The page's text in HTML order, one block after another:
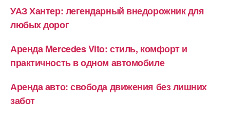
УАЗ Хантер: легендарный внедорожник для
любых дорог
Аренда Mercedes Vito: стиль, комфорт и
практичность в одном автомобиле
Аренда авто: свобода движения без лишних
забот